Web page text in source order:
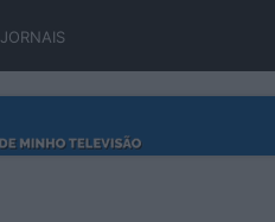
JORNAIS